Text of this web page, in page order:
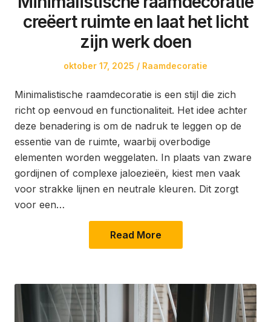
creëert ruimte en laat het licht
zijn werk doen
Posted
oktober 17, 2025
Posted
Raamdecoratie
Minimalistische raamdecoratie is een stijl die zich
richt op eenvoud en functionaliteit. Het idee achter
deze benadering is om de nadruk te leggen op de
essentie van de ruimte, waarbij overbodige
elementen worden weggelaten. In plaats van zware
gordijnen of complexe jaloezieën, kiest men vaak
voor strakke lijnen en neutrale kleuren. Dit zorgt
voor een…
Read More